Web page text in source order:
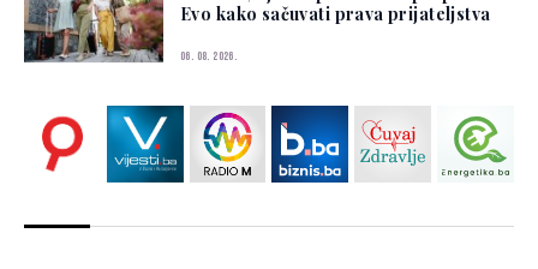
Evo kako sačuvati prava prijateljstva
06. 08. 2026.